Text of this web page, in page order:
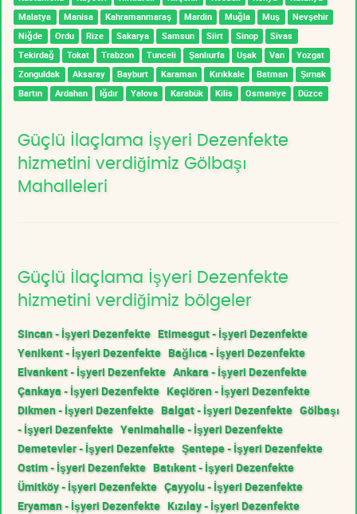
Malatya
Manisa Kahramanmaraş Mardin Muğla Muş
Nevşehir
Niğde
Ordu Rize Sakarya Samsun Siirt Sinop
Sivas
Tekirdağ
Tokat Trabzon Tunceli Şanlıurfa Uşak Van
Yozgat
Zonguldak
Aksaray Bayburt Karaman Kırıkkale Batman
Şırnak
Bartın
Ardahan Iğdır Yalova Karabük Kilis Osmaniye Düzce
Güçlü İlaçlama İşyeri Dezenfekte
hizmetini verdiğimiz Gölbaşı
Mahalleleri
Güçlü İlaçlama İşyeri Dezenfekte
hizmetini verdiğimiz bölgeler
Sincan - İşyeri Dezenfekte Etimesgut - İşyeri Dezenfekte
Yenikent - İşyeri Dezenfekte Bağlıca - İşyeri Dezenfekte
Elvankent - İşyeri Dezenfekte Ankara - İşyeri Dezenfekte
Çankaya - İşyeri Dezenfekte Keçiören - İşyeri Dezenfekte
Dikmen - İşyeri Dezenfekte Balgat - İşyeri Dezenfekte Gölbaşı
- İşyeri Dezenfekte Yenimahalle - İşyeri Dezenfekte
Demetevler - İşyeri Dezenfekte Şentepe - İşyeri Dezenfekte
Ostim - İşyeri Dezenfekte Batıkent - İşyeri Dezenfekte
Ümitköy - İşyeri Dezenfekte Çayyolu - İşyeri Dezenfekte
Eryaman - İşyeri Dezenfekte Kızılay - İşyeri Dezenfekte